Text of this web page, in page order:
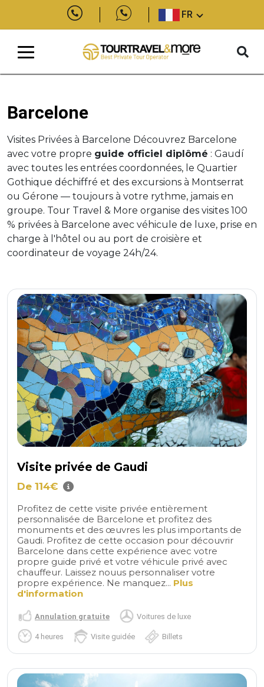
FR
Barcelone
Visites Privées à Barcelone Découvrez Barcelone
avec votre propre guide officiel diplômé : Gaudí
avec toutes les entrées coordonnées, le Quartier
Gothique déchiffré et des excursions à Montserrat
ou Gérone — toujours à votre rythme, jamais en
groupe. Tour Travel & More organise des visites 100
% privées à Barcelone avec véhicule de luxe, prise en
charge à l'hôtel ou au port de croisière et
coordinateur de voyage 24h/24.
Visite privée de Gaudi
De 114€
Profitez de cette visite privée entièrement
personnalisée de Barcelone et profitez des
monuments et des œuvres les plus importants de
Gaudi. Profitez de cette occasion pour découvrir
Barcelone dans cette expérience avec votre
propre guide privé et votre véhicule privé avec
chauffeur. Laissez nouus personnaliser votre
propre expérience. Ne manquez... Plus
d'information
Annulation gratuite Voitures de luxe
4 heures Visite guidée Billets